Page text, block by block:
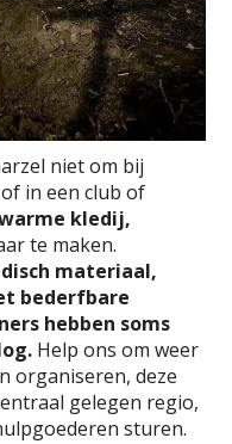
niet om bij
in een club of
kledij,
te maken.
materiaal,
bederfbare
hebben soms
Help ons om weer
organiseren, deze
gelegen regio,
sturen.